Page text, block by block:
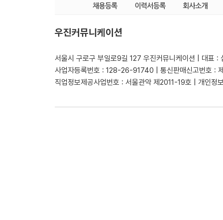
우진커뮤니케이션
서울시 구로구 부일로9길 127 우진커뮤니케이션 | 대표 :
사업자등록번호 : 128-26-91740 | 통신판매신고번호 :
직업정보제공사업번호 : 서울관악 제2011-19호 | 개인정